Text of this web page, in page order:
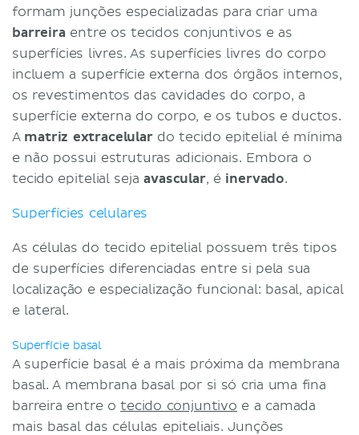
formam junções especializadas para criar uma
barreira entre os tecidos conjuntivos e as
superfícies livres. As superfícies livres do corpo
incluem a superfície externa dos órgãos internos,
os revestimentos das cavidades do corpo, a
superfície externa do corpo, e os tubos e ductos.
A matriz extracelulardo tecido epitelial é mínima
e não possui estruturas adicionais. Embora o
tecido epitelial sejaavascular, é inervado.
Superfícies celulares
As células do tecido epitelial possuem três tipos
de superfícies diferenciadas entre si pela sua
localização e especialização funcional: basal, apical
e lateral.
Superfície basal
A superfície basal é a mais próxima da membrana
basal. A membrana basal por si só cria uma fina
barreira entre otecido conjuntivo e a camada
mais basal das células epiteliais. Junções